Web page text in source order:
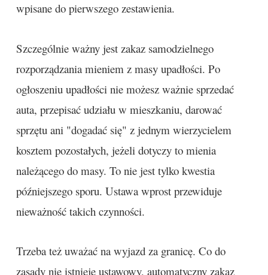
wpisane do pierwszego zestawienia.
Szczególnie ważny jest zakaz samodzielnego
rozporządzania mieniem z masy upadłości. Po
ogłoszeniu upadłości nie możesz ważnie sprzedać
auta, przepisać udziału w mieszkaniu, darować
sprzętu ani "dogadać się" z jednym wierzycielem
kosztem pozostałych, jeżeli dotyczy to mienia
należącego do masy. To nie jest tylko kwestia
późniejszego sporu. Ustawa wprost przewiduje
nieważność takich czynności.
Trzeba też uważać na wyjazd za granicę. Co do
zasady nie istnieje ustawowy, automatyczny zakaz